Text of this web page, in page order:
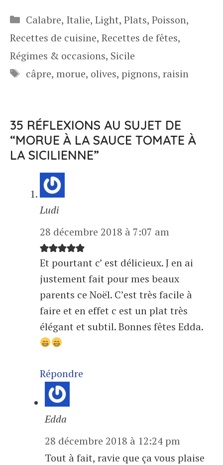
Catégories
Calabre, Italie, Light, Plats, Poisson,
Recettes de cuisine, Recettes de fêtes,
Régimes & occasions, Sicile
Étiquettes
câpre, morue, olives, pignons, raisin
35 RÉFLEXIONS AU SUJET DE
“MORUE À LA SAUCE TOMATE À
LA SICILIENNE”
Ludi
28 décembre 2018 à 7:07 am
Et pourtant c’ est délicieux. J en ai
justement fait pour mes beaux
parents ce Noël. C’est très facile à
faire et en effet c est un plat très
élégant et subtil. Bonnes fêtes Edda.
Répondre
Edda
28 décembre 2018 à 12:24 pm
Tout à fait, ravie que ça vous plaise